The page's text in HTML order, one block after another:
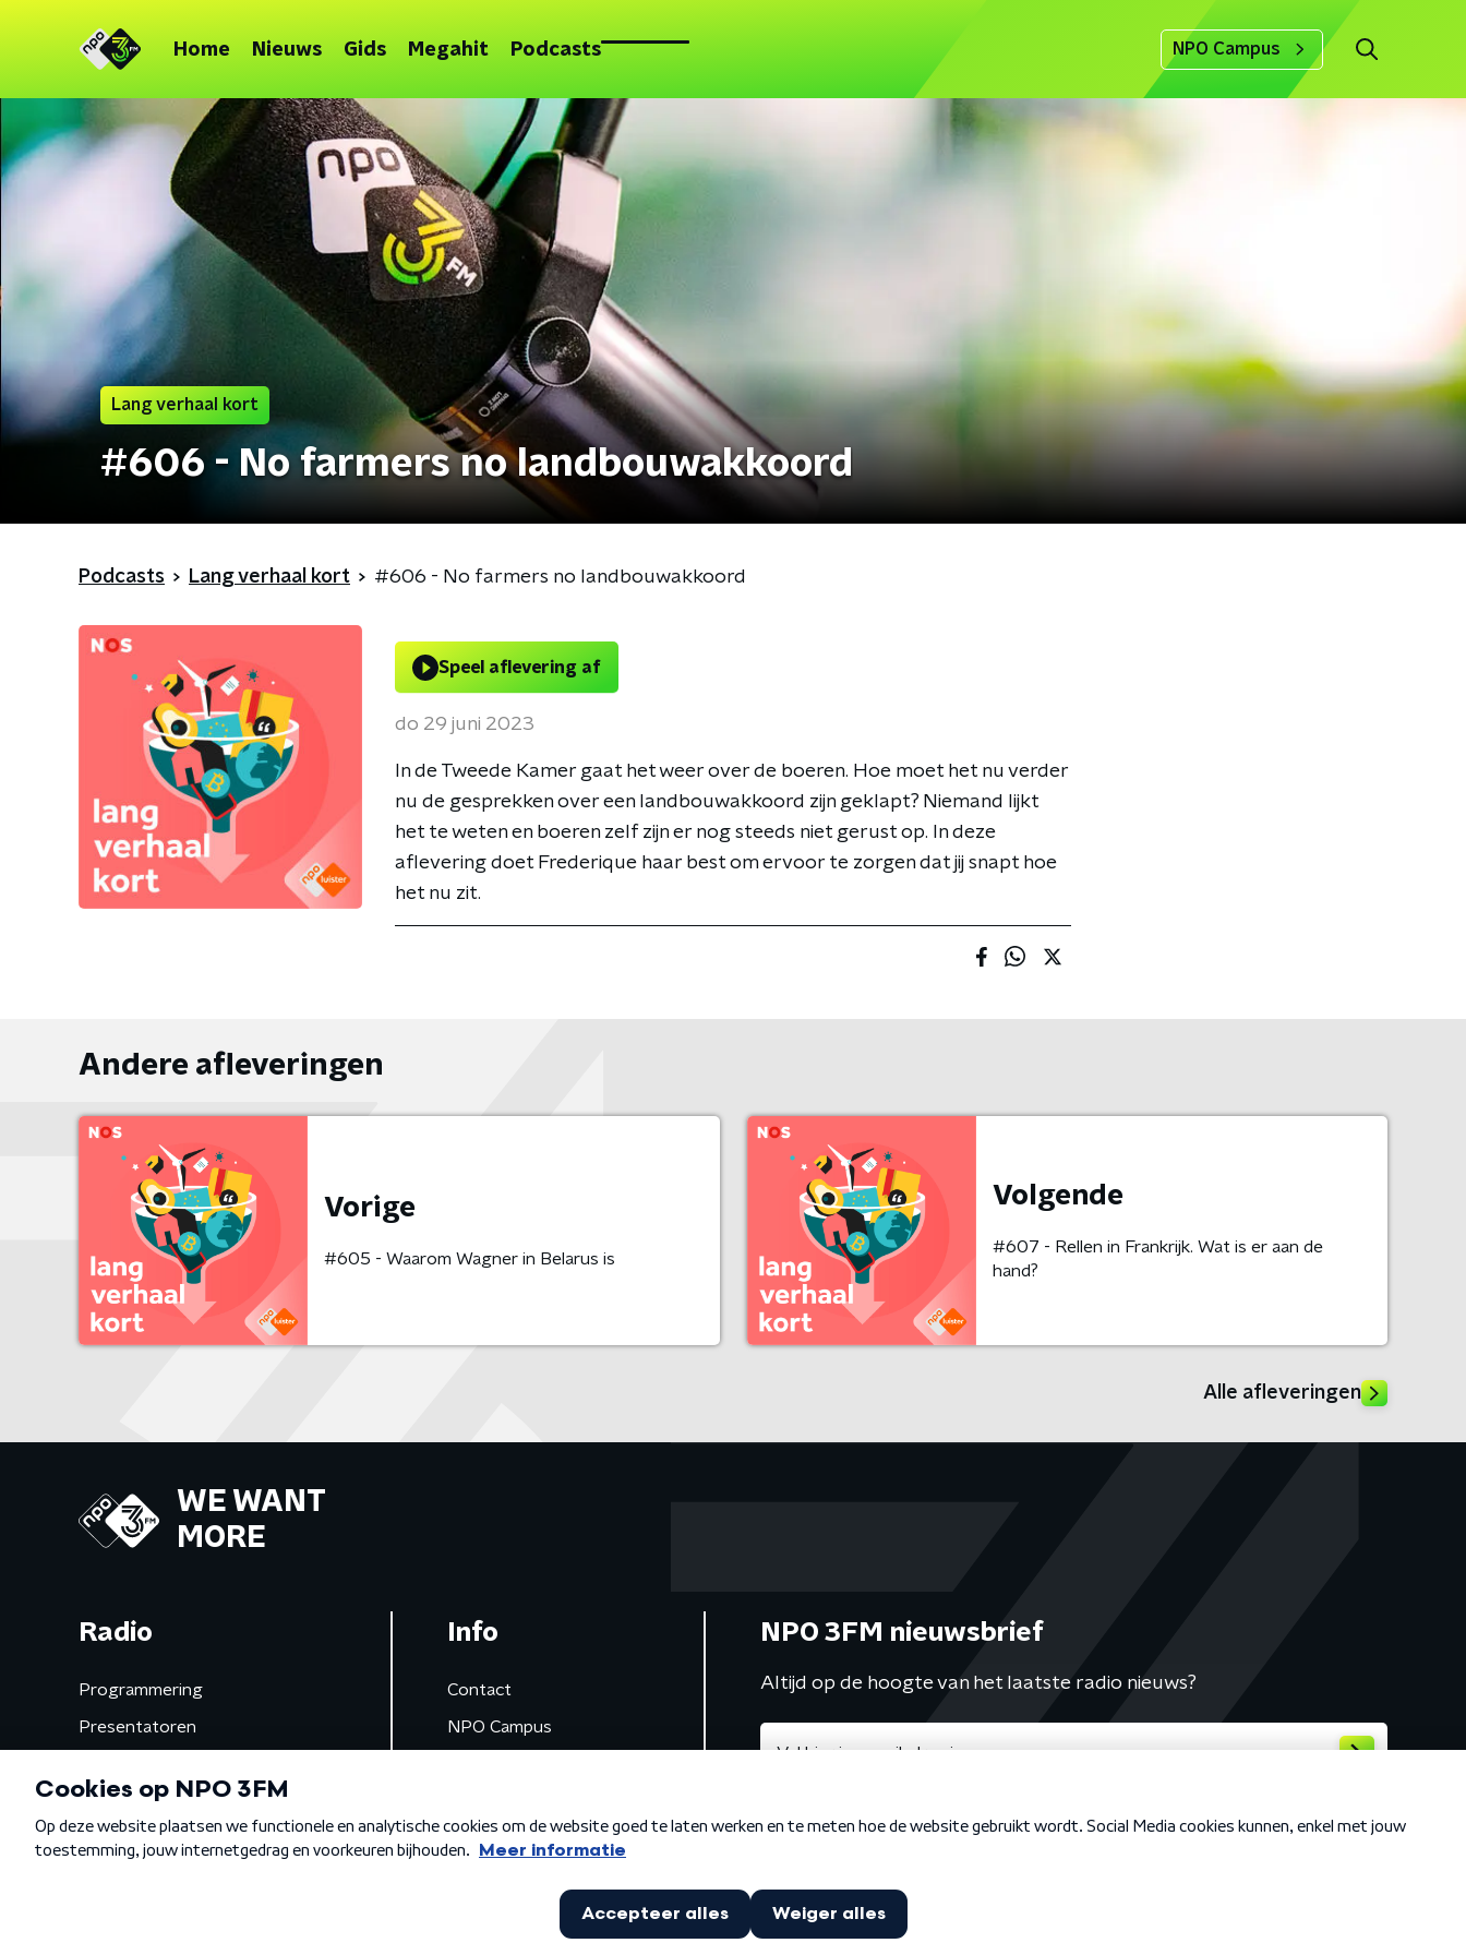
Home Nieuws Gids Megahit Podcasts NPO Campus
Lang verhaal kort
#606 - No farmers no landbouwakkoord
Podcasts Lang verhaal kort #606 - No farmers no landbouwakkoord
Speel aflevering af
do 29 juni 2023
In de Tweede Kamer gaat het weer over de boeren. Hoe moet het nu verder
nu de gesprekken over een landbouwakkoord zijn geklapt? Niemand lijkt
het te weten en boeren zelf zijn er nog steeds niet gerust op. In deze
aflevering doet Frederique haar best om ervoor te zorgen dat jij snapt hoe
het nu zit.
Andere afleveringen
Vorige
#605 - Waarom Wagner in Belarus is
Volgende
#607 - Rellen in Frankrijk. Wat is er aan de
hand?
Alle afleveringen
WE WANT
MORE
Radio
Programmering
Presentatoren
Gemist
Info
Contact
NPO Campus
NPO 3FM nieuwsbrief
Altijd op de hoogte van het laatste radio nieuws?
Algemene voorwaarden Privacybeleid